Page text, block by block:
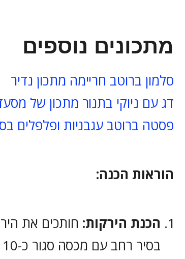
מתכונים נוספים
סלמון ברוטב חריימה מתכון נדיר
דג עם ניוקי בתנור מתכון של
פסטה ברוטב עגבניות ופלפלים
הוראות הכנה:
הכנת הירקות: חותכים את